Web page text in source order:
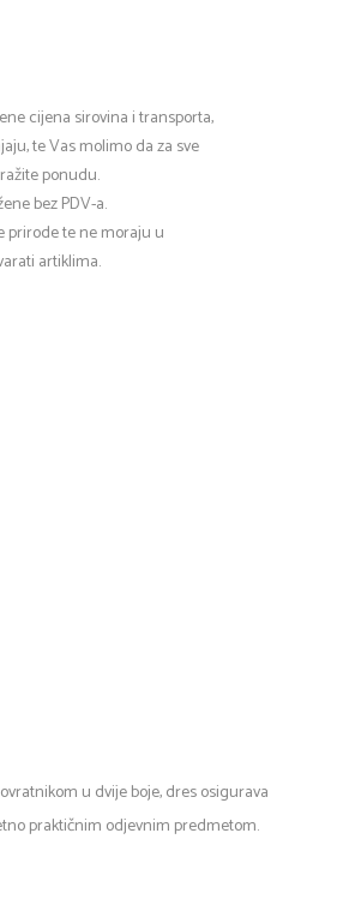
cijena sirovina i transporta,
te Vas molimo da za sve
ponudu.
bez PDV-a.
prirode te ne moraju u
artiklima.
u dvije boje, dres osigurava
praktičnim odjevnim predmetom.